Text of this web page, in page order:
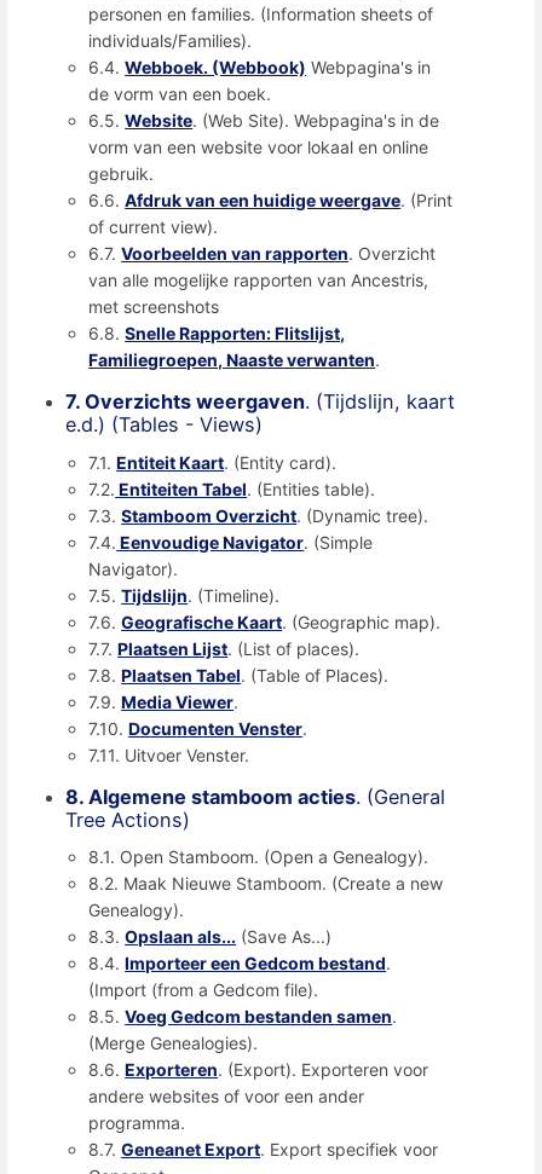
personen en families. (Information sheets of
individuals/Families).
6.4.Webboek. (Webbook) Webpagina's in
de vorm van een boek.
6.5.Website. (Web Site). Webpagina's in de
vorm van een website voor lokaal en online
gebruik.
6.6.Afdruk van een huidige weergave. (Print
of current view).
6.7.Voorbeelden van rapporten. Overzicht
van alle mogelijke rapporten van Ancestris,
met screenshots
6.8.Snelle Rapporten: Flitslijst,
Familiegroepen, Naaste verwanten.
7. Overzichts weergaven. (Tijdslijn, kaart
e.d.) (Tables - Views)
7.1.Entiteit Kaart. (Entity card).
7.2. Entiteiten Tabel. (Entities table).
7.3.Stamboom Overzicht. (Dynamic tree).
7.4. Eenvoudige Navigator. (Simple
Navigator).
7.5.Tijdslijn. (Timeline).
7.6.Geografische Kaart. (Geographic map).
7.7.Plaatsen Lijst. (List of places).
7.8.Plaatsen Tabel. (Table of Places).
7.9.Media Viewer.
7.10.Documenten Venster.
7.11. Uitvoer Venster.
8. Algemene stamboom acties. (General
Tree Actions)
8.1. Open Stamboom. (Open a Genealogy).
8.2. Maak Nieuwe Stamboom. (Create a new
Genealogy).
8.3.Opslaan als... (Save As...)
8.4.Importeer een Gedcom bestand.
(Import (from a Gedcom file).
8.5.Voeg Gedcom bestanden samen.
(Merge Genealogies).
8.6.Exporteren. (Export). Exporteren voor
andere websites of voor een ander
programma.
8.7.Geneanet Export. Export specifiek voor